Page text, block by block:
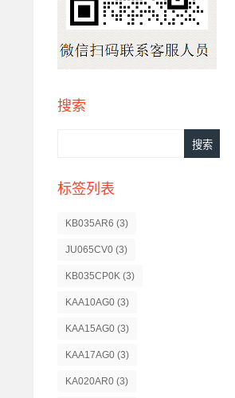
搜索
标签列表
KB035AR6 (3)
JU065CV0 (3)
KB035CP0K (3)
KAA10AG0 (3)
KAA15AG0 (3)
KAA17AG0 (3)
KA020AR0 (3)